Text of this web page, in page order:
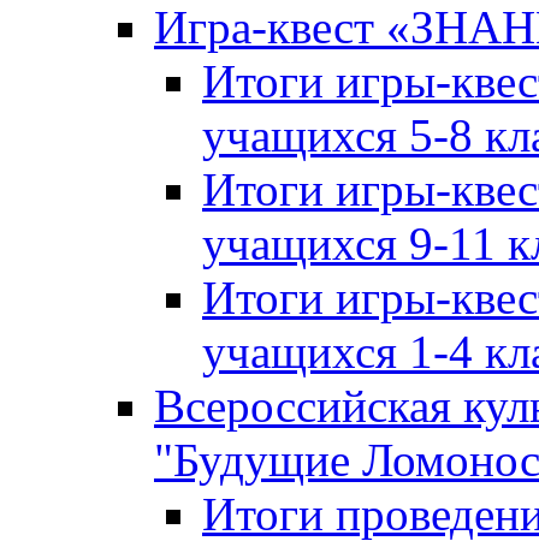
Игра-квест
Итоги игры-
учащихся 5-8
Итоги игры-
учащихся 9-11
Итоги игры-
учащихся 1-4
Всероссийская
"Будущие
Итоги